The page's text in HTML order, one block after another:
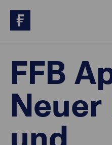
Anlagethemen
Anlagestrategien
FFB
Neuer